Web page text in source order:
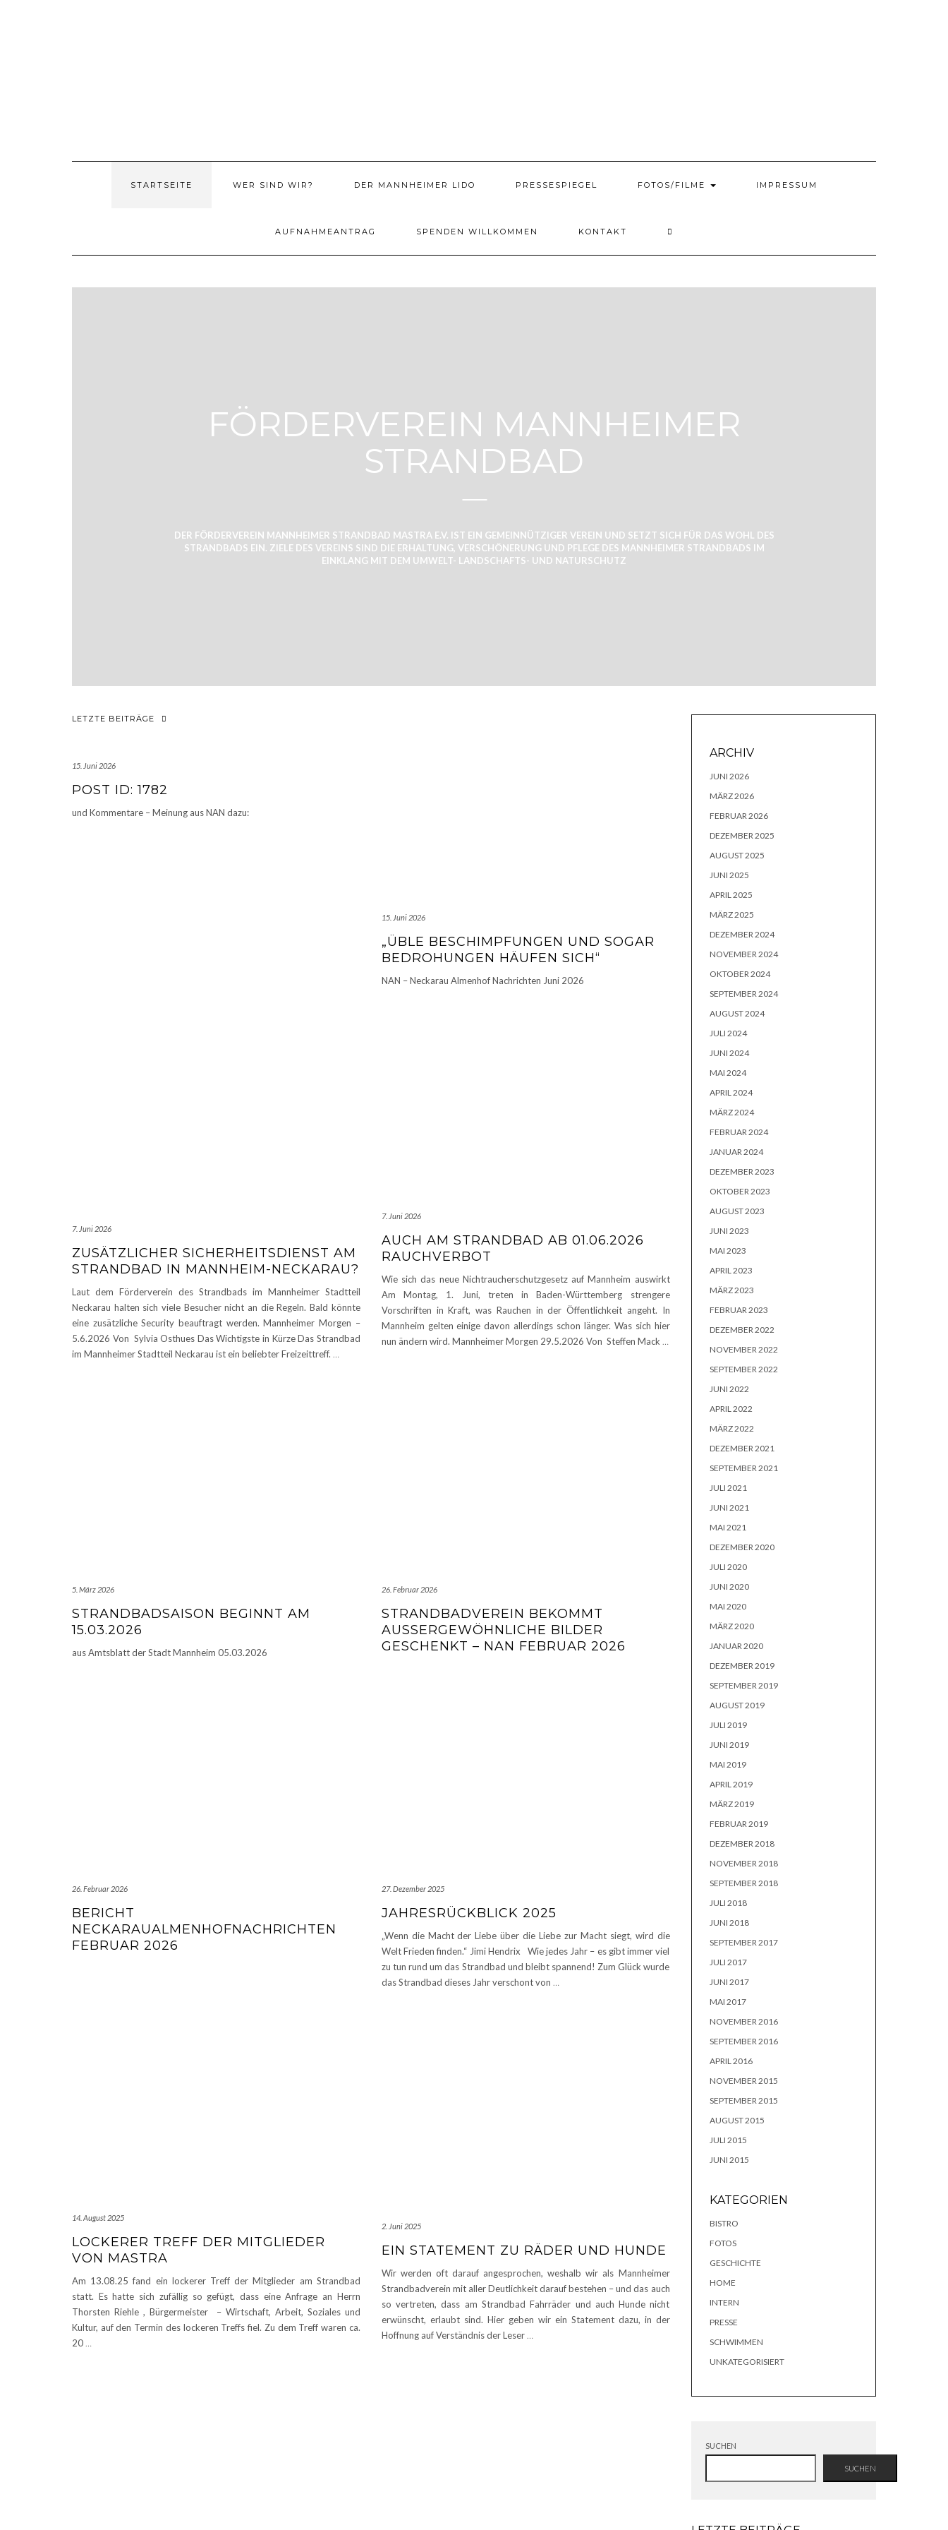
STARTSEITE WER SIND WIR? DER MANNHEIMER LIDO PRESSESPIEGEL FOTOS/FILME IMPRESSUM
AUFNAHMEANTRAG SPENDEN WILLKOMMEN KONTAKT
FÖRDERVEREIN MANNHEIMER
STRANDBAD
DER FÖRDERVEREIN MANNHEIMER STRANDBAD MASTRA E.V. IST EIN GEMEINNÜTZIGER VEREIN UND SETZT SICH FÜR DAS WOHL DES
STRANDBADS EIN. ZIELE DES VEREINS SIND DIE ERHALTUNG, VERSCHÖNERUNG UND PFLEGE DES MANNHEIMER STRANDBADS IM
EINKLANG MIT DEM UMWELT- LANDSCHAFTS- UND NATURSCHUTZ
LETZTE BEITRÄGE
15. Juni 2026
POST ID: 1782
und Kommentare – Meinung aus NAN dazu:
15. Juni 2026
„ÜBLE BESCHIMPFUNGEN UND SOGAR
BEDROHUNGEN HÄUFEN SICH“
NAN – Neckarau Almenhof Nachrichten Juni 2026
7. Juni 2026
ZUSÄTZLICHER SICHERHEITSDIENST AM
STRANDBAD IN MANNHEIM-NECKARAU?
Laut dem Förderverein des Strandbads im Mannheimer Stadtteil
Neckarau halten sich viele Besucher nicht an die Regeln. Bald könnte
eine zusätzliche Security beauftragt werden. Mannheimer Morgen –
5.6.2026 Von Sylvia Osthues Das Wichtigste in Kürze Das Strandbad
im Mannheimer Stadtteil Neckarau ist ein beliebter Freizeittreff. …
7. Juni 2026
AUCH AM STRANDBAD AB 01.06.2026
RAUCHVERBOT
Wie sich das neue Nichtraucherschutzgesetz auf Mannheim auswirkt
Am Montag, 1. Juni, treten in Baden-Württemberg strengere
Vorschriften in Kraft, was Rauchen in der Öffentlichkeit angeht. In
Mannheim gelten einige davon allerdings schon länger. Was sich hier
nun ändern wird. Mannheimer Morgen 29.5.2026 Von Steffen Mack …
5. März 2026
STRANDBADSAISON BEGINNT AM
15.03.2026
aus Amtsblatt der Stadt Mannheim 05.03.2026
26. Februar 2026
STRANDBADVEREIN BEKOMMT
AUSSERGEWÖHNLICHE BILDER G
ESCHENKT – NAN FEBRUAR 2026
26. Februar 2026
BERICHT
NECKARAUALMENHOFNACHRICHTEN
FEBRUAR 2026
27. Dezember 2025
JAHRESRÜCKBLICK 2025
„Wenn die Macht der Liebe über die Liebe zur Macht siegt, wird die
Welt Frieden finden.“ Jimi Hendrix Wie jedes Jahr – es gibt immer viel
zu tun rund um das Strandbad und bleibt spannend! Zum Glück wurde
das Strandbad dieses Jahr verschont von …
14. August 2025
LOCKERER TREFF DER MITGLIEDER
VON MASTRA
Am 13.08.25 fand ein lockerer Treff der Mitglieder am Strandbad
statt. Es hatte sich zufällig so gefügt, dass eine Anfrage an Herrn
Thorsten Riehle , Bürgermeister – Wirtschaft, Arbeit, Soziales und
Kultur, auf den Termin des lockeren Treffs fiel. Zu dem Treff waren ca.
20 …
2. Juni 2025
EIN STATEMENT ZU RÄDER UND HUNDE
Wir werden oft darauf angesprochen, weshalb wir als Mannheimer
Strandbadverein mit aller Deutlichkeit darauf bestehen – und das auch
so vertreten, dass am Strandbad Fahrräder und auch Hunde nicht
erwünscht, erlaubt sind. Hier geben wir ein Statement dazu, in der
Hoffnung auf Verständnis der Leser …
ARCHIV
JUNI 2026
MÄRZ 2026
FEBRUAR 2026
DEZEMBER 2025
AUGUST 2025
JUNI 2025
APRIL 2025
MÄRZ 2025
DEZEMBER 2024
NOVEMBER 2024
OKTOBER 2024
SEPTEMBER 2024
AUGUST 2024
JULI 2024
JUNI 2024
MAI 2024
APRIL 2024
MÄRZ 2024
FEBRUAR 2024
JANUAR 2024
DEZEMBER 2023
OKTOBER 2023
AUGUST 2023
JUNI 2023
MAI 2023
APRIL 2023
MÄRZ 2023
FEBRUAR 2023
DEZEMBER 2022
NOVEMBER 2022
SEPTEMBER 2022
JUNI 2022
APRIL 2022
MÄRZ 2022
DEZEMBER 2021
SEPTEMBER 2021
JULI 2021
JUNI 2021
MAI 2021
DEZEMBER 2020
JULI 2020
JUNI 2020
MAI 2020
MÄRZ 2020
JANUAR 2020
DEZEMBER 2019
SEPTEMBER 2019
AUGUST 2019
JULI 2019
JUNI 2019
MAI 2019
APRIL 2019
MÄRZ 2019
FEBRUAR 2019
DEZEMBER 2018
NOVEMBER 2018
SEPTEMBER 2018
JULI 2018
JUNI 2018
SEPTEMBER 2017
JULI 2017
JUNI 2017
MAI 2017
NOVEMBER 2016
SEPTEMBER 2016
APRIL 2016
NOVEMBER 2015
SEPTEMBER 2015
AUGUST 2015
JULI 2015
JUNI 2015
KATEGORIEN
BISTRO
FOTOS
GESCHICHTE
HOME
INTERN
PRESSE
SCHWIMMEN
UNKATEGORISIERT
SUCHEN
SUCHEN